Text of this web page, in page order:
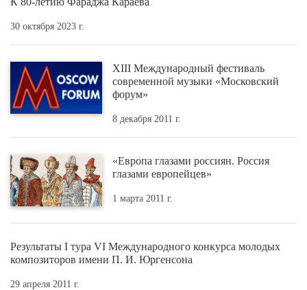
30 октября 2023 г.
XIII Международный фестиваль
современной музыки «Московский
форум»
8 декабря 2011 г.
«Европа глазами россиян. Россия
глазами европейцев»
1 марта 2011 г.
Результаты I тура VI Международного конкурса молодых
композиторов имени П. И. Юргенсона
29 апреля 2011 г.